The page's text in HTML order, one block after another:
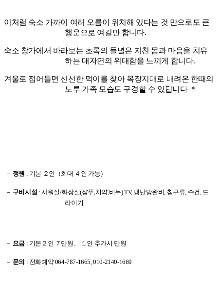
이처럼 숙소 가까이 여러 오름이 위치해 있다는 것 만으로도 큰
행운으로 여길만 합니다.
숙소 창가에서 바라보는 초록의 들녘은 지친 몸과 마음을 치유
하는 대자연의 위대함을 느끼게 합니다.
겨울로 접어들면 신선한 먹이를 찾아 목장지대로 내려온 한때의
노루 가족 모습도 구경할 수 있답니다 ＊
－ 정원 : 기본 ２인（최대 ４인 가능）
－ 구비시설 : 샤워실/화장실(샴푸,치약,비누)TV, 냉난방완비, 침구류, 수건, 드
라이기
－ 요금 : 기본２인 ７만원、 １인 추가시 만원
－ 문의 : 전화예약064-787-1665, 010-2140-1669